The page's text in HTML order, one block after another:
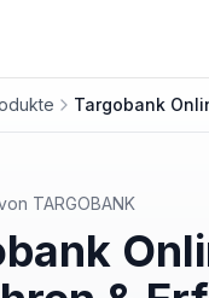
Targobank
TARGOBANK